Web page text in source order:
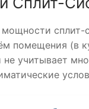
помещения (в
не учитывает